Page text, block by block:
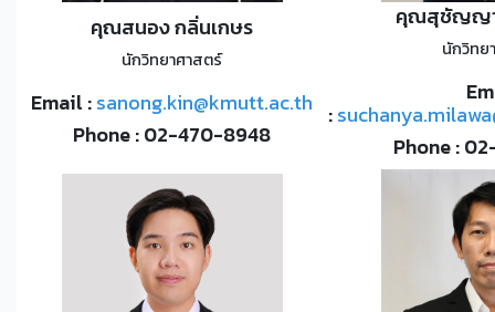
คุณสนอง กลิ่นเกษร
นักวิทยาศาสตร์
Email :sanong.kin@kmutt.ac.th
Phone : 02-470-8948
คุณสุชัญญ
นักวิทย
:
Phone :